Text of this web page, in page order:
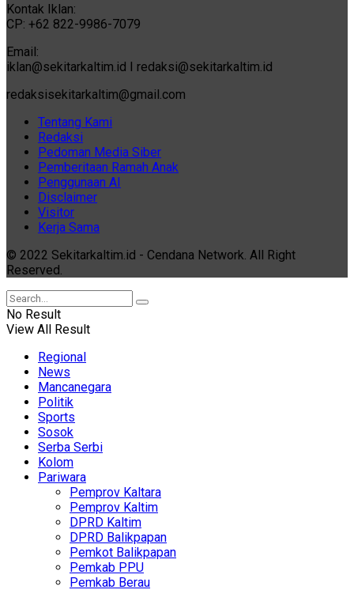
Kontak Iklan:
CP: +62 822-9986-7079
Email:
iklan@sekitarkaltim.id I redaksi@sekitarkaltim.id
redaksisekitarkaltim@gmail.com
Tentang Kami
Redaksi
Pedoman Media Siber
Pemberitaan Ramah Anak
Penggunaan AI
Disclaimer
Visitor
Kerja Sama
© 2022 Sekitarkaltim.id - Cendana Network. All Right
Reserved.
No Result
View All Result
Regional
News
Mancanegara
Politik
Sports
Sosok
Serba Serbi
Kolom
Pariwara
Pemprov Kaltara
Pemprov Kaltim
DPRD Kaltim
DPRD Balikpapan
Pemkot Balikpapan
Pemkab PPU
Pemkab Berau